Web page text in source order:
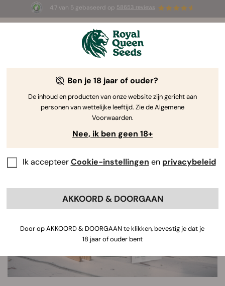
4.7 van 5 gebaseerd op 58653 reviews
1+1 GRATIS- Tijdelijke aanbieding
3d 6m 37s
De Kweekgids Voor Cannabis door Royal Queen Seeds
Grow Guide Zoekmachine
Ben je 18 jaar of ouder?
De inhoud en producten van onze website zijn gericht aan
personen van wettelijke leeftijd. Zie de Algemene
Voorwaarden.
Nee, ik ben geen 18+
Ik accepteerCookie-instellingen en privacybeleid
AKKOORD & DOORGAAN
Door op AKKOORD & DOORGAAN te klikken, bevestig je dat je
18 jaar of ouder bent